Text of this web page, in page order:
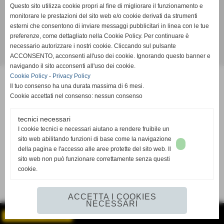
Via Buriasco, 10/12 - Piscina (Torino)
info@piscineseriva.it
Realizzazione siti web www.sitoper.it
Questo sito utilizza cookie propri al fine di migliorare il funzionamento e
monitorare le prestazioni del sito web e/o cookie derivati da strumenti
esterni che consentono di inviare messaggi pubblicitari in linea con le tue
preferenze, come dettagliato nella Cookie Policy. Per continuare è
necessario autorizzare i nostri cookie. Cliccando sul pulsante
ACCONSENTO, acconsenti all'uso dei cookie. Ignorando questo banner e
navigando il sito acconsenti all'uso dei cookie.
Cookie Policy - Privacy Policy
Il tuo consenso ha una durata massima di 6 mesi.
Cookie accettati nel consenso: nessun consenso
tecnici necessari
I cookie tecnici e necessari aiutano a rendere fruibile un
sito web abilitando funzioni di base come la navigazione
della pagina e l'accesso alle aree protette del sito web. Il
sito web non può funzionare correttamente senza questi
cookie.
ACCETTA I COOKIES
NECESSARI
GESTISCI IL TUO SITO